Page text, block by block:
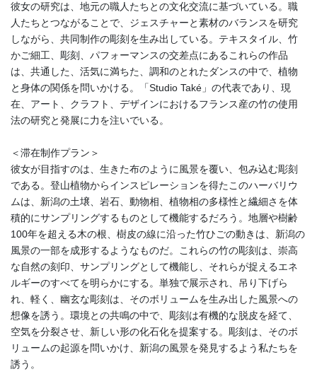
彼女の研究は、地元の職人たちとの文化交流に基づいている。職
人たちとつながることで、ジェスチャーと素材のバランスを研究
しながら、共同制作の彫刻を生み出している。テキスタイル、竹
かご細工、彫刻、パフォーマンスの交差点にあるこれらの作品
は、共通した、活気に満ちた、調和のとれたダンスの中で、植物
と身体の関係を問いかける。「Studio Také」の代表であり、現
在、アート、クラフト、デザインにおけるフランス産の竹の使用
法の研究と発展に力を注いでいる。
＜滞在制作プラン＞
彼女が目指すのは、生きた布のように風景を覆い、包み込む彫刻
である。登山植物からインスピレーションを得たこのハーバリウ
ムは、新潟の土壌、岩石、動物相、植物相の多様性と繊細さを体
積的にサンプリングするものとして機能するだろう。地層や樹齢
100年を超える木の根、樹皮の線に沿った竹ひごの動きは、新潟の
風景の一部を成形するようなものだ。これらの竹の彫刻は、崇高
な自然の刻印、サンプリングとして機能し、それらが捉えるエネ
ルギーのすべてを明らかにする。単独で展示され、吊り下げら
れ、軽く、幽玄な彫刻は、そのボリュームを生み出した風景への
想像を誘う。環境との共鳴の中で、彫刻は有機的な脱皮を経て、
空気を分裂させ、新しい形の化石化を提案する。彫刻は、そのボ
リュームの起源を問いかけ、新潟の風景を発見するよう私たちを
誘う。